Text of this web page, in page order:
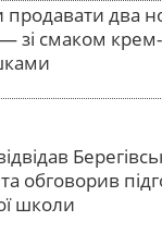
продавати два
зі смаком
обговорив
школи